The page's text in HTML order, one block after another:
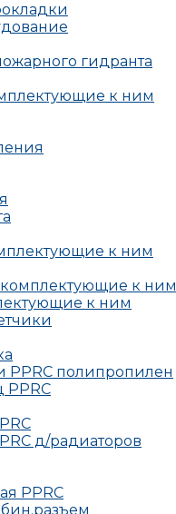
гидранта
к ним
к ним
к ним
к ним
PPRC полипропилен
РРRC
д/радиаторов
PPRC